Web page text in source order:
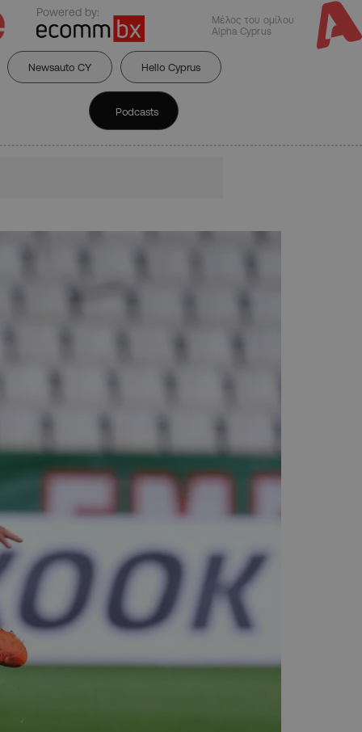
Powered by:
Μέλος του ομίλου
Alpha Cyprus
Newsauto CY Hello Cyprus
Podcasts